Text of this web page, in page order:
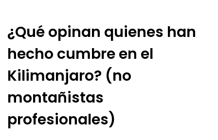
¿Qué opinan quienes han
hecho cumbre en el
Kilimanjaro? (no
montañistas
profesionales)